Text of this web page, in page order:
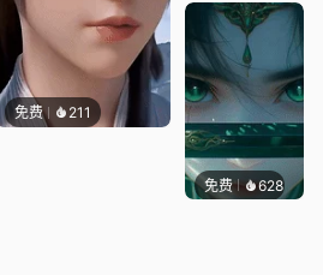
免费 211
免费 628星梦